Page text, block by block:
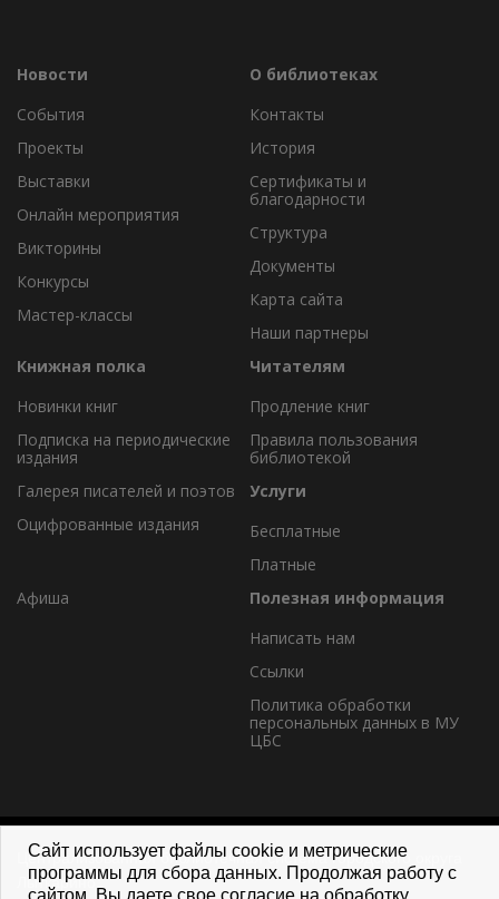
Новости
События
Проекты
Выставки
Онлайн мероприятия
Викторины
Конкурсы
Мастер-классы
О библиотеках
Контакты
История
Сертификаты и
благодарности
Структура
Документы
Карта сайта
Наши партнеры
Книжная полка
Новинки книг
Подписка на периодические
издания
Галерея писателей и поэтов
Оцифрованные издания
Читателям
Продление книг
Правила пользования
библиотекой
Услуги
Бесплатные
Платные
Афиша
Полезная информация
Написать нам
Ссылки
Политика обработки
персональных данных в МУ
ЦБС
Централизованная библиотечная система городского округа
Лыткарино
Сайт использует файлы cookie и метрические
программы для сбора данных. Продолжая работу с
сайтом, Вы даете свое согласие на обработку